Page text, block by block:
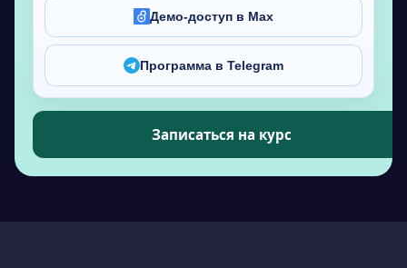
Демо-доступ в Max
Программа в Telegram
Записаться на курс